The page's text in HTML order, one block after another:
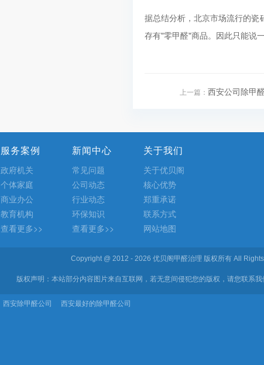
据总结分析，北京市场流行的
存有"零甲醛"商品。因此只能说
上一篇： 西安公司除甲
服务案例
政府机关
个体家庭
商业办公
教育机构
查看更多>>
新闻中心
常见问题
公司动态
行业动态
环保知识
查看更多>>
关于我们
关于优贝阁
核心优势
郑重承诺
联系方式
网站地图
Copyright @ 2012 - 2026 优贝阁甲醛治理 版权所有 All
版权声明：本站部分内容图片来自互联网，若无意间侵犯您的版权，请您联系
西安除甲醛公司 西安最好的除甲醛公司